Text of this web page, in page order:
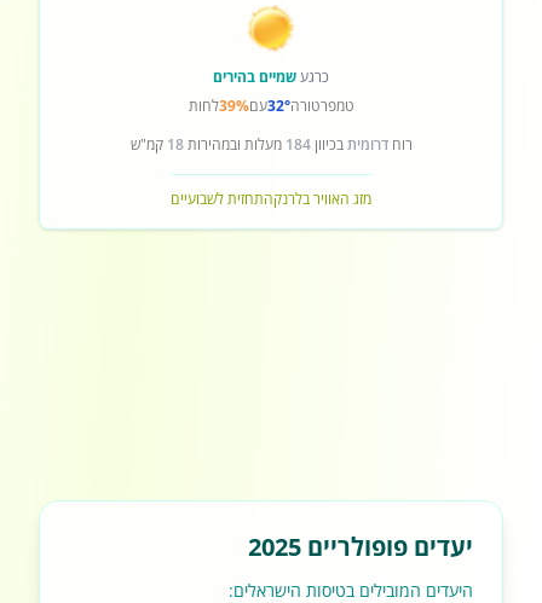
כרגעשמיים בהירים
טמפרטורה32°עם39%לחות
רוחדרומיתבכיוון184 מעלות ובמהירות18 קמ"ש
מזג האוויר בלרנקהתחזית לשבועיים
יעדים פופולריים 2025
היעדים המובילים בטיסות הישראלים: